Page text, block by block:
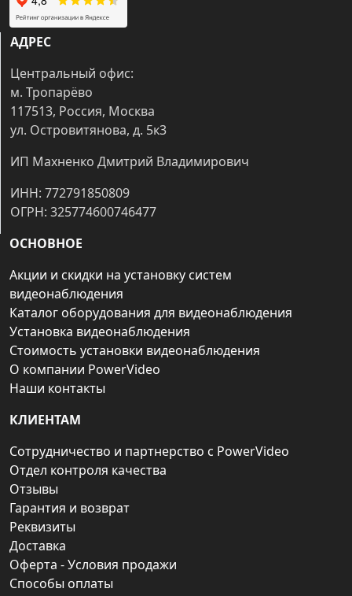
АДРЕС
Центральный офис:
м. Тропарёво
117513, Россия, Москва
ул. Островитянова, д. 5к3
ИП Махненко Дмитрий Владимирович
ИНН: 772791850809
ОГРН: 325774600746477
ОСНОВНОЕ
Акции и скидки на установку систем
видеонаблюдения
Каталог оборудования для видеонаблюдения
Установка видеонаблюдения
Стоимость установки видеонаблюдения
О компании PowerVideo
Наши контакты
КЛИЕНТАМ
Сотрудничество и партнерство с PowerVideo
Отдел контроля качества
Отзывы
Гарантия и возврат
Реквизиты
Доставка
Оферта - Условия продажи
Способы оплаты